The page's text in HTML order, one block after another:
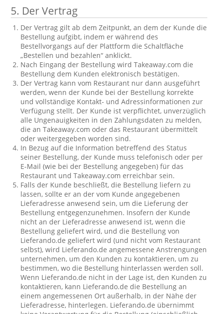
5. Der Vertrag
Der Vertrag gilt ab dem Zeitpunkt, an dem der Kunde die
Bestellung aufgibt, indem er während des
Bestellvorgangs auf der Plattform die Schaltfläche
„Bestellen und bezahlen“ anklickt.
Nach Eingang der Bestellung wird Takeaway.com die
Bestellung dem Kunden elektronisch bestätigen.
Der Vertrag kann vom Restaurant nur dann ausgeführt
werden, wenn der Kunde bei der Bestellung korrekte
und vollständige Kontakt- und Adressinformationen zur
Verfügung stellt. Der Kunde ist verpflichtet, unverzüglich
alle Ungenauigkeiten in den Zahlungsdaten zu melden,
die an Takeaway.com oder das Restaurant übermittelt
oder weitergegeben worden sind.
In Bezug auf die Information betreffend des Status
seiner Bestellung, der Kunde muss telefonisch oder per
E-Mail (wie bei der Bestellung angegeben) für das
Restaurant und Takeaway.com erreichbar sein.
Falls der Kunde beschließt, die Bestellung liefern zu
lassen, sollte er an der vom Kunde angegebenen
Lieferadresse anwesend sein, um die Lieferung der
Bestellung entgegenzunehmen. Insofern der Kunde
nicht an der Lieferadresse anwesend ist, wenn die
Bestellung geliefert wird, und die Bestellung von
Lieferando.de geliefert wird (und nicht vom Restaurant
selbst), wird Lieferando.de angemessene Anstrengungen
unternehmen, um den Kunden zu kontaktieren, um zu
bestimmen, wo die Bestellung hinterlassen werden soll.
Wenn Lieferando.de nicht in der Lage ist, den Kunden zu
kontaktieren, kann Lieferando.de die Bestellung an
einem angemessenen Ort außerhalb, in der Nähe der
Lieferadresse, hinterlegen. Lieferando.de übernimmt